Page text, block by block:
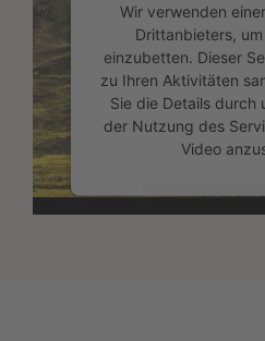
Wir verwenden
Drittanbieters,
einzubetten. Dieser
zu Ihren Aktivitäten
Sie die Details durch
der Nutzung des
Video